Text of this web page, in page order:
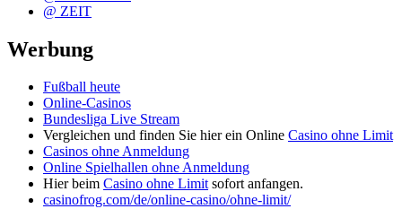
@ ZEIT
Werbung
Fußball heute
Online-Casinos
Bundesliga Live Stream
Vergleichen und finden Sie hier ein Online Casino ohne Limit
Casinos ohne Anmeldung
Online Spielhallen ohne Anmeldung
Hier beim Casino ohne Limitsofort anfangen.
casinofrog.com/de/online-casino/ohne-limit/